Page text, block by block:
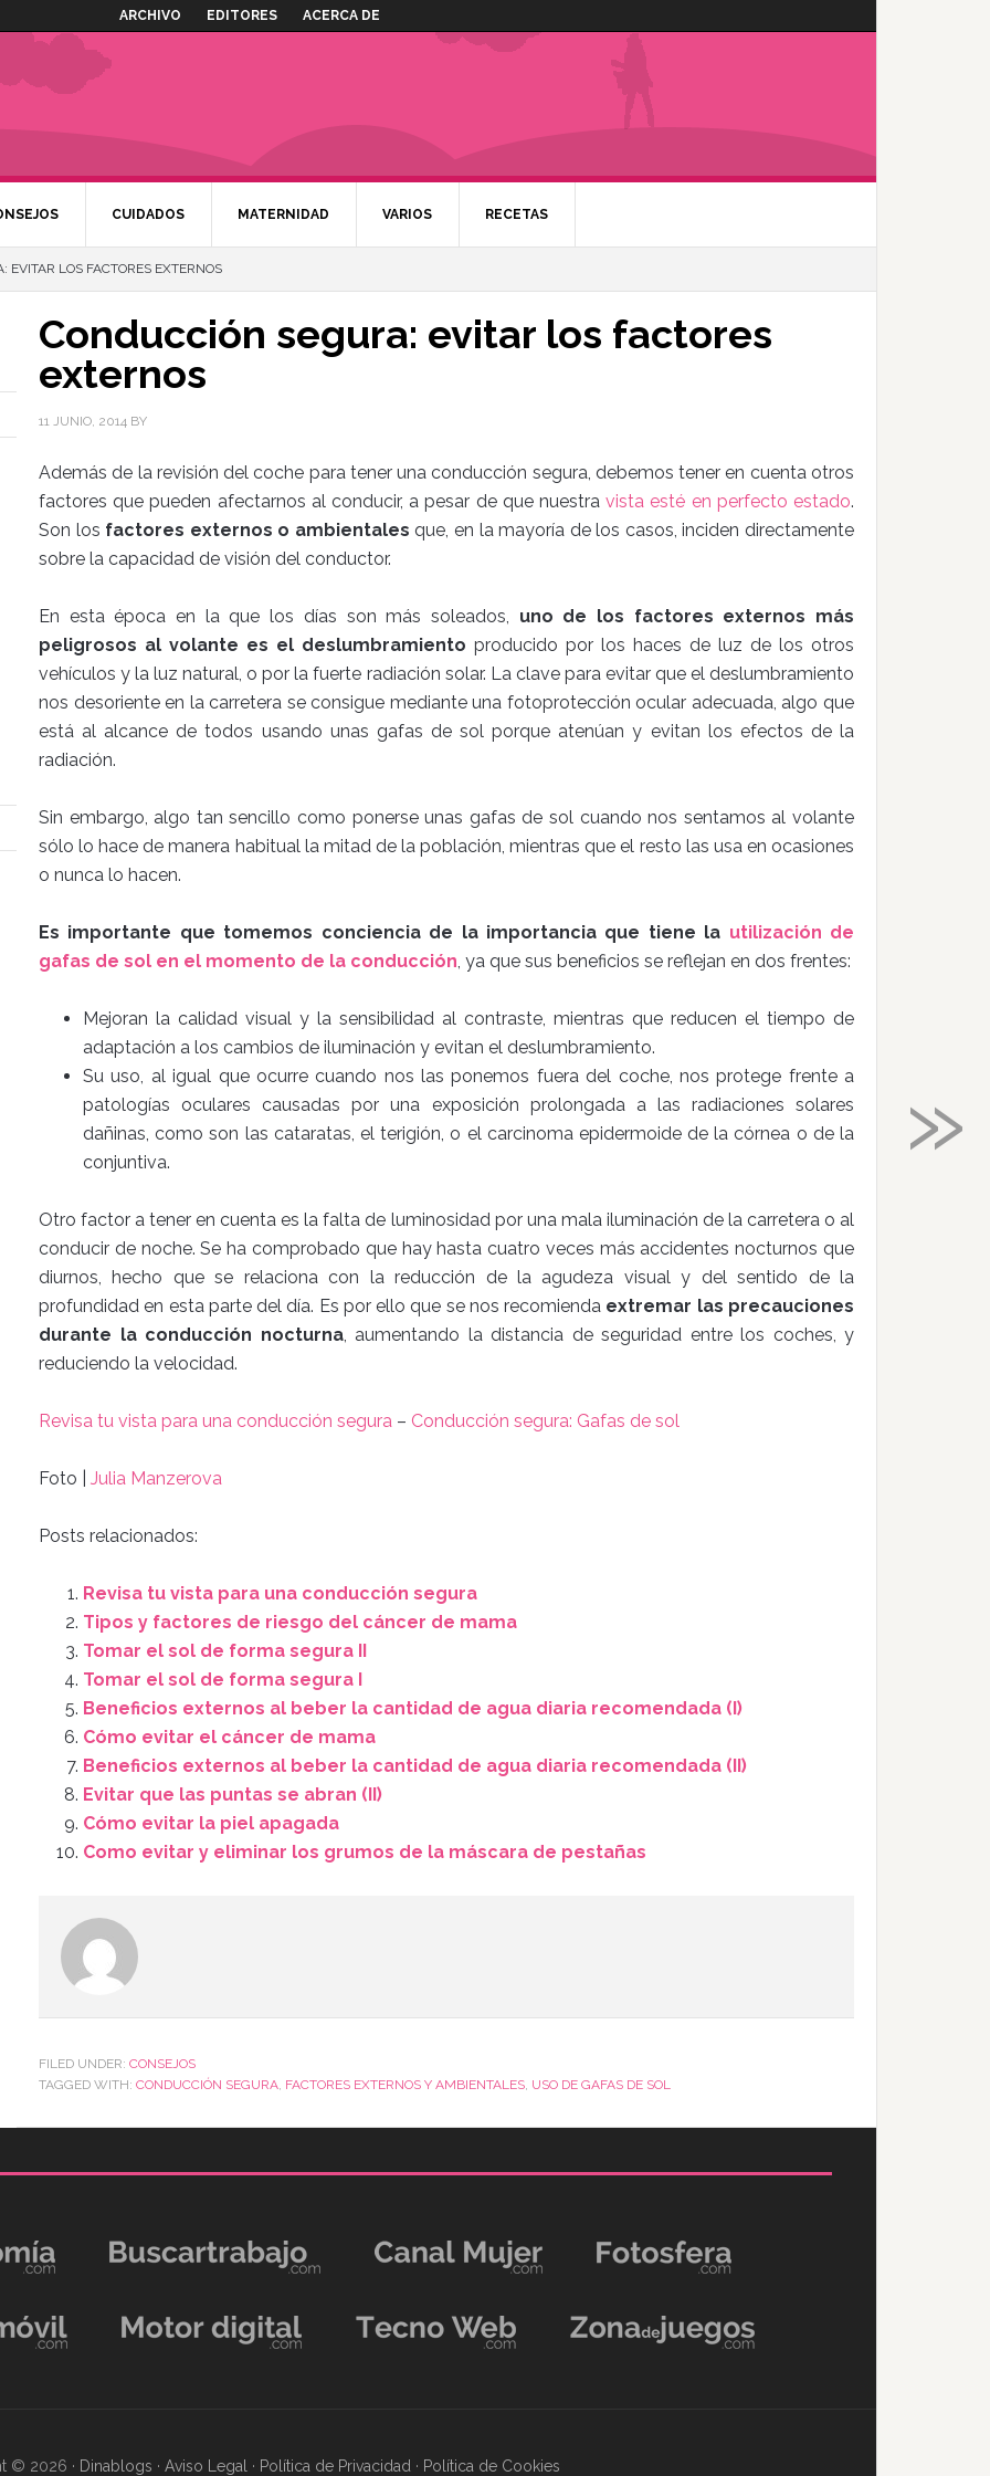
ARCHIVO EDITORES ACERCA DE
CUIDADOS MATERNIDAD VARIOS RECETAS
EVITAR LOS FACTORES EXTERNOS
Conducción segura: evitar los factores
externos
11 JUNIO, 2014 BY
Además de la revisión del coche para tener una conducción segura, debemos tener en cuenta otros
factores que pueden afectarnos al conducir, a pesar de que nuestravista esté en perfecto estado.
Son los factores externos o ambientales que, en la mayoría de los casos, inciden directamente
sobre la capacidad de visión del conductor.
En esta época en la que los días son más soleados, uno de los factores externos más
peligrosos al volante es el deslumbramiento producido por los haces de luz de los otros
vehículos y la luz natural, o por la fuerte radiación solar. La clave para evitar que el deslumbramiento
nos desoriente en la carretera se consigue mediante una fotoprotección ocular adecuada, algo que
está al alcance de todos usando unas gafas de sol porque atenúan y evitan los efectos de la
radiación.
Sin embargo, algo tan sencillo como ponerse unas gafas de sol cuando nos sentamos al volante
sólo lo hace de manera habitual la mitad de la población, mientras que el resto las usa en ocasiones
o nunca lo hacen.
Es importante que tomemos conciencia de la importancia que tiene la utilización de
gafas de sol en el momento de la conducción, ya que sus beneficios se reflejan en dos frentes:
Mejoran la calidad visual y la sensibilidad al contraste, mientras que reducen el tiempo de
adaptación a los cambios de iluminación y evitan el deslumbramiento.
Su uso, al igual que ocurre cuando nos las ponemos fuera del coche, nos protege frente a
patologías oculares causadas por una exposición prolongada a las radiaciones solares
dañinas, como son las cataratas, el terigión, o el carcinoma epidermoide de la córnea o de la
conjuntiva.
Otro factor a tener en cuenta es la falta de luminosidad por una mala iluminación de la carretera o al
conducir de noche. Se ha comprobado que hay hasta cuatro veces más accidentes nocturnos que
diurnos, hecho que se relaciona con la reducción de la agudeza visual y del sentido de la
profundidad en esta parte del día. Es por ello que se nos recomienda extremar las precauciones
durante la conducción nocturna, aumentando la distancia de seguridad entre los coches, y
reduciendo la velocidad.
Revisa tu vista para una conducción segura – Conducción segura: Gafas de sol
Foto | Julia Manzerova
Posts relacionados:
Revisa tu vista para una conducción segura
Tipos y factores de riesgo del cáncer de mama
Tomar el sol de forma segura II
Tomar el sol de forma segura I
Beneficios externos al beber la cantidad de agua diaria recomendada (I)
Cómo evitar el cáncer de mama
Beneficios externos al beber la cantidad de agua diaria recomendada (II)
Evitar que las puntas se abran (II)
Cómo evitar la piel apagada
Como evitar y eliminar los grumos de la máscara de pestañas
FILED UNDER: CONSEJOS
TAGGED WITH: CONDUCCIÓN SEGURA, FACTORES EXTERNOS Y AMBIENTALES, USO DE GAFAS DE SOL
© 2026 · Dinablogs · Aviso Legal · Política de Privacidad · Política de Cookies
»